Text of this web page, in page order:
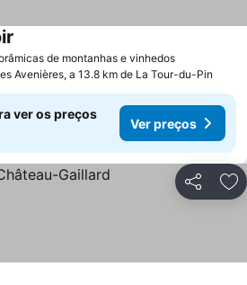
de montanhas e vinhedosVer preços
Avenières, a 13.8 km de La Tour-du-Pin
ver os preços
Ver preços
Partilhar